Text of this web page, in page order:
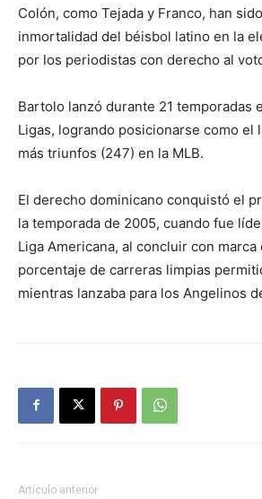
Colón, como Tejada y Franco, han
inmortalidad del béisbol latino en la
por los periodistas con derecho al
Bartolo lanzó durante 21 temporadas
Ligas, logrando posicionarse como el
más triunfos (247) en la MLB.
El derecho dominicano conquistó el
la temporada de 2005, cuando fue
Liga Americana, al concluir con marca
porcentaje de carreras limpias
mientras lanzaba para los Angelinos
Artículo anterior